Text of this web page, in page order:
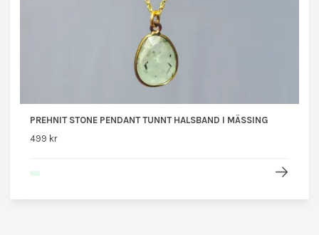
PREHNIT STONE PENDANT TUNNT HALSBAND I MÄSSING
499 kr